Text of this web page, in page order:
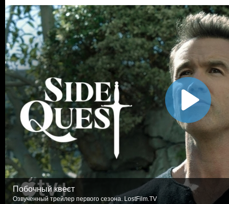
Побочный квест
Озвученный трейлер первого сезона. LostFilm.TV